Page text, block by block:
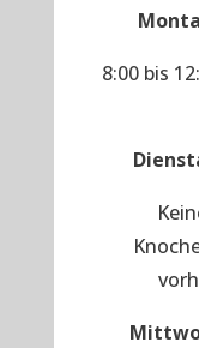
8:00 bis